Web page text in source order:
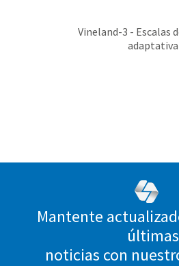
Vineland-3 - Escalas
adaptativa
Mantente
últimas
noticias con